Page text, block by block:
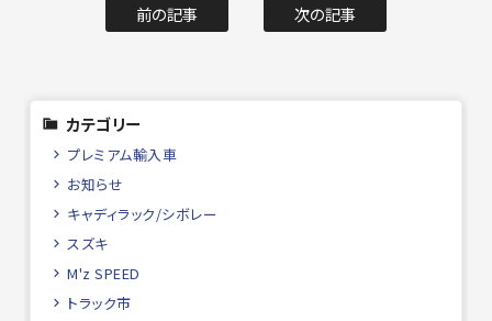
前の記事 次の記事
カテゴリー
プレミアム輸入車
お知らせ
キャディラック/シボレー
スズキ
M'z SPEED
トラック市